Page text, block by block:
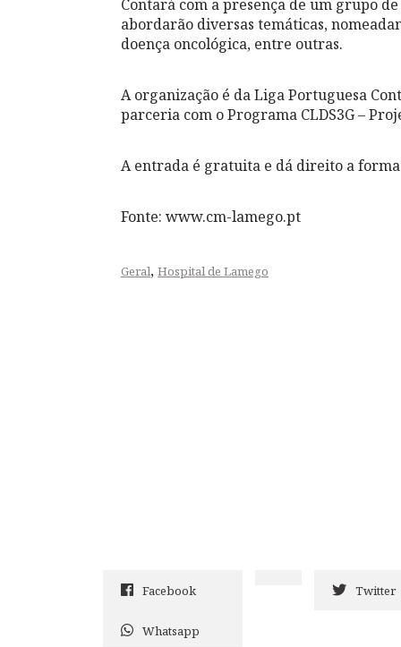
Contará com a presença de um grupo
abordarão diversas temáticas,
doença oncológica, entre outras.
A organização é da Liga Portuguesa
parceria com o Programa CLDS3G –
A entrada é gratuita e dá direito a
Fonte: www.cm-lamego.pt
Geral, Hospital de Lamego
Facebook Twitter
Whatsapp